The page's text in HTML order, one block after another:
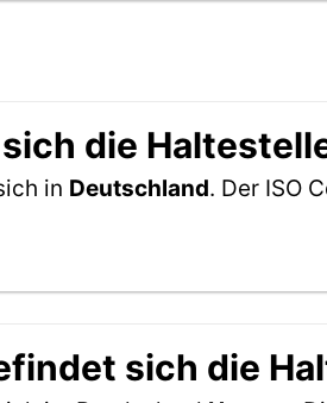
die
in Deutschland. Der ISO
sich die